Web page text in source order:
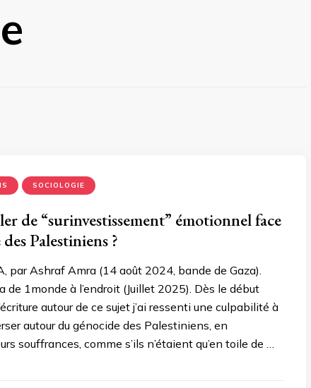
SOCIOLOGIE
de “surinvestissement” émotionnel face
Palestiniens ?
par Ashraf Amra (14 août 2024, bande de Gaza).
de 1monde à l’endroit (Juillet 2025). Dès le début
autour de ce sujet j’ai ressenti une culpabilité à
autour du génocide des Palestiniens, en
souffrances, comme s’ils n’étaient qu’en toile de …